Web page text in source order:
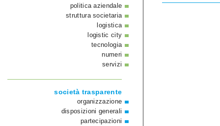
politica aziendale
struttura societaria
logistica
logistic city
tecnologia
numeri
servizi
società trasparente
organizzazione
disposizioni generali
partecipazioni